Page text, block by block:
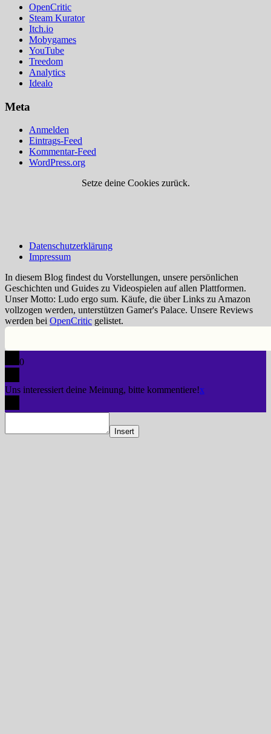
OpenCritic
Steam Kurator
Itch.io
Mobygames
YouTube
Treedom
Analytics
Idealo
Meta
Anmelden
Eintrags-Feed
Kommentar-Feed
WordPress.org
Setze deine Cookies zurück.
Datenschutzerklärung
Impressum
In diesem Blog findest du Vorstellungen, unsere persönlichen
Geschichten und Guides zu Videospielen auf allen Plattformen.
Unser Motto: Ludo ergo sum. Käufe, die über Links zu Amazon
vollzogen werden, unterstützen Gamer's Palace. Unsere Reviews
werden bei OpenCritic gelistet.
0
Uns interessiert deine Meinung, bitte kommentiere!x
Insert